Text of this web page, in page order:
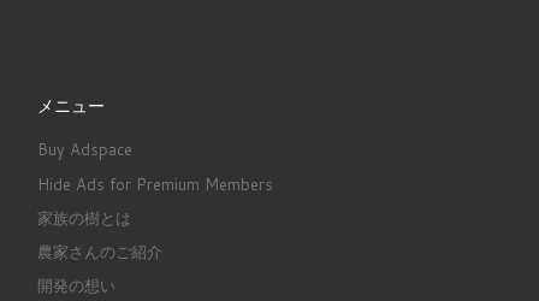
メニュー
Buy Adspace
Hide Ads for Premium Members
家族の樹とは
農家さんのご紹介
開発の想い